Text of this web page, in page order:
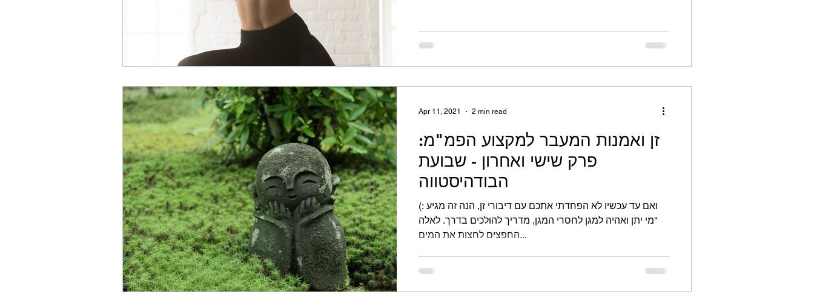
זן ואמנות המעבר למקצוע הפמ"מ:
פרק שישי ואחרון - שבועת
הבודהיסטווה
ואם עד עכשיו לא הפחדתי אתכם עם דיבורי זן, הנה זה מגיע :)
"מי יתן ואהיה למגן לחסרי המגן, מדריך להולכים בדרך. לאלה
החפצים לחצות את המים...
Apr 11, 2021 2 min read